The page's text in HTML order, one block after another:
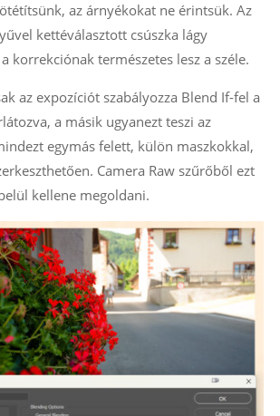
az árnyékokat ne érintsük. Az
kettéválasztott csúszka lágy
korrekciónak természetes lesz a széle.
az expozíciót szabályozza Blend If-fel a
a másik ugyanezt teszi az
egymás felett, külön maszkokkal,
Camera Raw szűrőből ezt
kellene megoldani.